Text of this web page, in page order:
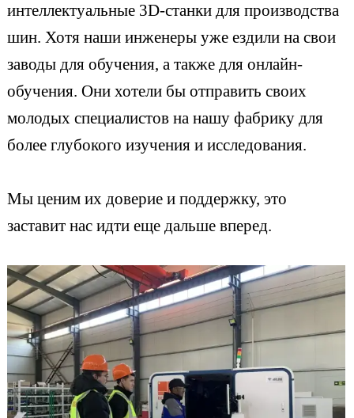
интеллектуальные 3D-станки для производства
шин. Хотя наши инженеры уже ездили на свои
заводы для обучения, а также для онлайн-
обучения. Они хотели бы отправить своих
молодых специалистов на нашу фабрику для
более глубокого изучения и исследования.
Мы ценим их доверие и поддержку, это
заставит нас идти еще дальше вперед.